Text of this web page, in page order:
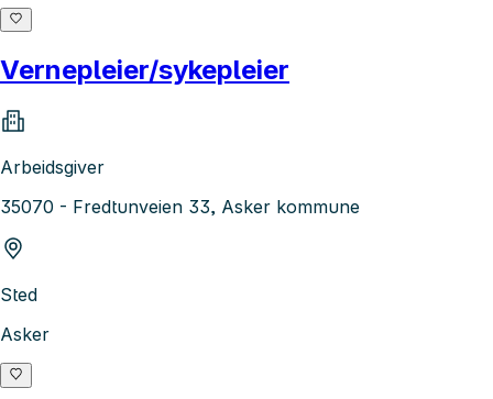
Vernepleier/sykepleier
Arbeidsgiver
35070 - Fredtunveien 33, Asker kommune
Sted
Asker